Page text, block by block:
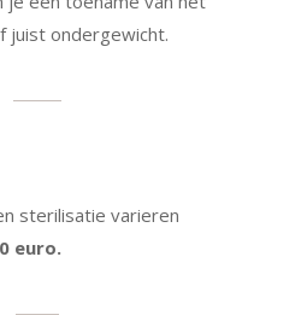
juist ondergewicht.
sterilisatie varieren
euro.